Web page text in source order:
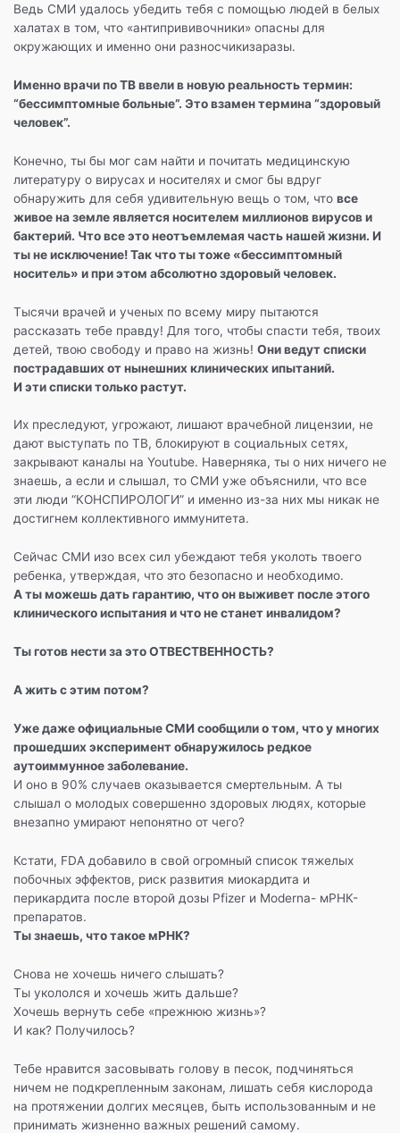
Ведь СМИ удалось убедить тебя с помощью людей в белых
халатах в том, что «антипрививочники» опасны для
окружающих и именно они разносчикизаразы.
Именно врачи по ТВ ввели в новую реальность термин:
“бессимптомные больные”. Это взамен термина “здоровый
человек”.
Конечно, ты бы мог сам найти и почитать медицинскую
литературу о вирусах и носителях и смог бы вдруг
обнаружить для себя удивительную вещь о том, что все
живое на земле является носителем миллионов вирусов и
бактерий. Что все это неотъемлемая часть нашей жизни. И
ты не исключение! Так что ты тоже «бессимптомный
носитель» и при этом абсолютно здоровый человек.
Тысячи врачей и ученых по всему миру пытаются
рассказать тебе правду! Для того, чтобы спасти тебя, твоих
детей, твою свободу и право на жизнь! Они ведут списки
пострадавших от нынешних клинических ипытаний.
И эти списки только растут.
Их преследуют, угрожают, лишают врачебной лицензии, не
дают выступать по ТВ, блокируют в социальных сетях,
закрывают каналы на Youtube. Наверняка, ты о них ничего не
знаешь, а если и слышал, то СМИ уже объяснили, что все
эти люди “КОНСПИРОЛОГИ” и именно из-за них мы никак не
достигнем коллективного иммунитета.
Сейчас СМИ изо всех сил убеждают тебя уколоть твоего
ребенка, утверждая, что это безопасно и необходимо.
А ты можешь дать гарантию, что он выживет после этого
клинического испытания и что не станет инвалидом?
Ты готов нести за это ОТВЕСТВЕННОСТЬ?
А жить с этим потом?
Уже даже официальные СМИ сообщили о том, что у многих
прошедших эксперимент обнаружилось редкое
аутоиммунное заболевание.
И оно в 90% случаев оказывается смертельным. А ты
слышал о молодых совершенно здоровых людях, которые
внезапно умирают непонятно от чего?
Кстати, FDA добавило в свой огромный список тяжелых
побочных эффектов, риск развития миокардита и
перикардита после второй дозы Pfizer и Moderna- мРНК-
препаратов.
Ты знаешь, что такое мPHK?
Снова не хочешь ничего слышать?
Ты укололся и хочешь жить дальше?
Хочешь вернуть себе «прежнюю жизнь»?
И как? Получилось?
Тебе нравится засовывать голову в песок, подчиняться
ничем не подкрепленным законам, лишать себя кислорода
на протяжении долгих месяцев, быть использованным и не
принимать жизненно важных решений самому.